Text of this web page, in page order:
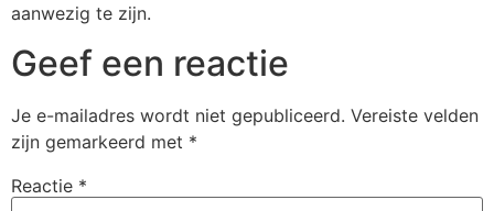
aanwezig te zijn.
Geef een reactie
Je e-mailadres wordt niet gepubliceerd. Vereiste velden
zijn gemarkeerd met *
Reactie *